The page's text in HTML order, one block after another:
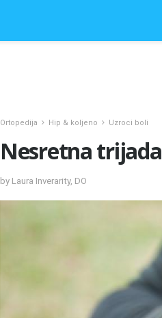
Ortopedija Hip & koljeno Uzroci boli
Nesretna trijada
by Laura Inverarity, DO